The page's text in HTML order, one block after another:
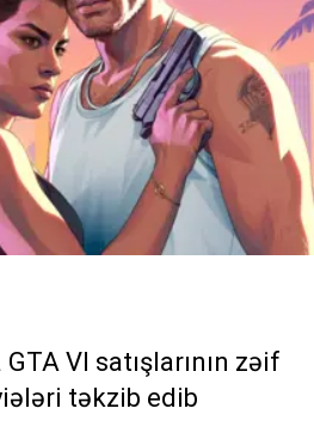
VI satışlarının zəif
təkzib edib